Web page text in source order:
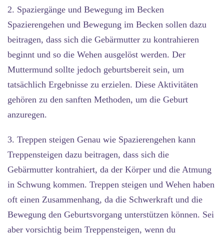
2. Spaziergänge und Bewegung im Becken
Spazierengehen und Bewegung im Becken sollen dazu
beitragen, dass sich die Gebärmutter zu kontrahieren
beginnt und so die Wehen ausgelöst werden. Der
Muttermund sollte jedoch geburtsbereit sein, um
tatsächlich Ergebnisse zu erzielen. Diese Aktivitäten
gehören zu den sanften Methoden, um die Geburt
anzuregen.
3. Treppen steigen Genau wie Spazierengehen kann
Treppensteigen dazu beitragen, dass sich die
Gebärmutter kontrahiert, da der Körper und die Atmung
in Schwung kommen. Treppen steigen und Wehen haben
oft einen Zusammenhang, da die Schwerkraft und die
Bewegung den Geburtsvorgang unterstützen können. Sei
aber vorsichtig beim Treppensteigen, wenn du